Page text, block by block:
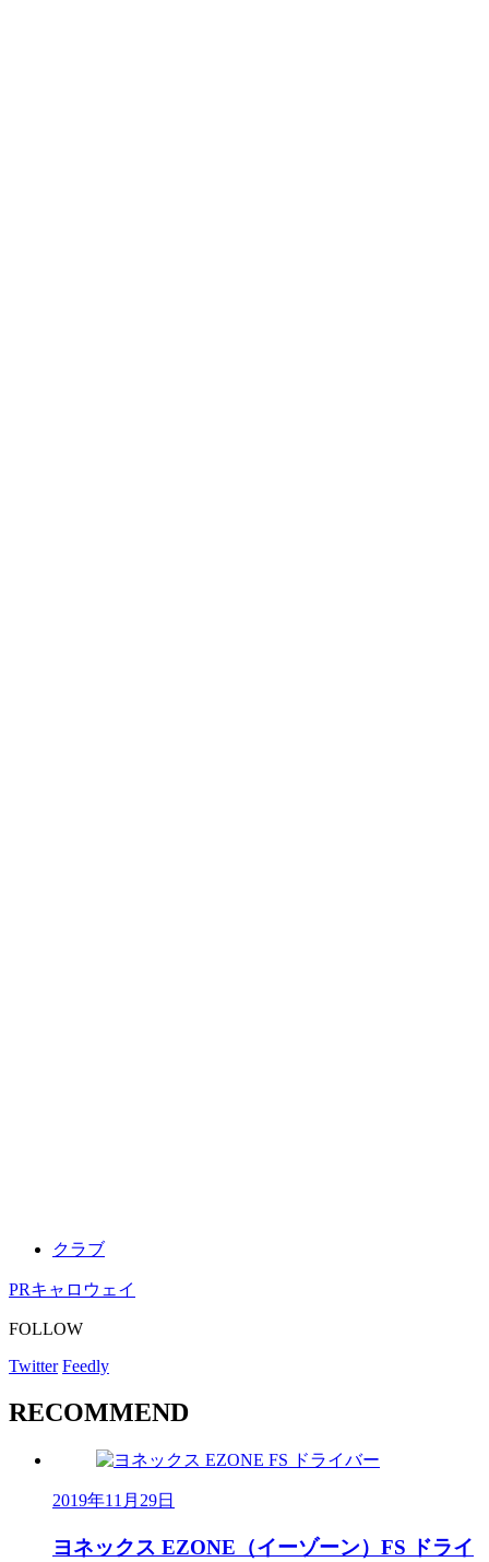
クラブ
PRキャロウェイ
FOLLOW
Twitter Feedly
RECOMMEND
2019年11月29日
ヨネックス EZONE（イーゾーン）FS ドライ